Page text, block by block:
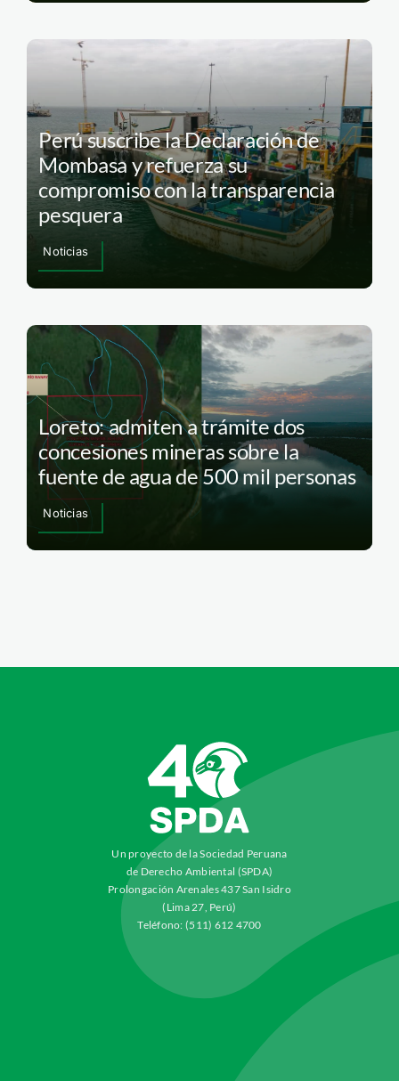
Perú suscribe la Declaración de
Mombasa y refuerza su
compromiso con la transparencia
pesquera
Noticias
Loreto: admiten a trámite dos
concesiones mineras sobre la
fuente de agua de 500 mil personas
Noticias
Un proyecto de la Sociedad Peruana
de Derecho Ambiental (SPDA)
Prolongación Arenales 437 San Isidro
(Lima 27, Perú)
Teléfono: (511) 612 4700